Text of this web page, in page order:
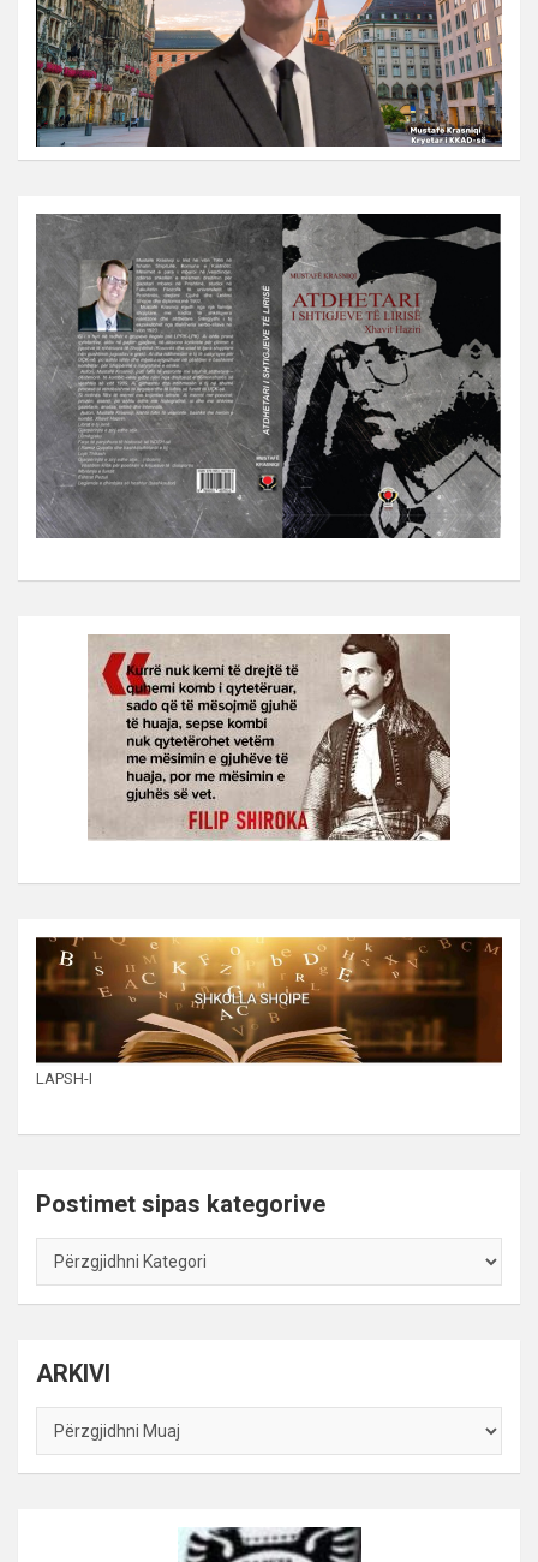
LAPSH-I
Postimet sipas kategorive
Postimet
sipas
kategorive
ARKIVI
ARKIVI